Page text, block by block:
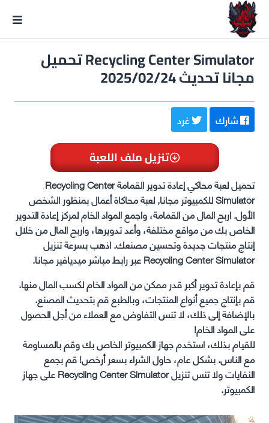
Recycling Center Simulator تحميل
مجانا تحديث 2025/02/24
شارك غرد
تنزيل ملف اللعبة
تحميل لعبة محاكي إعادة تدوير القمامة Recycling Center
Simulator للكمبيوتر مجانا, لعبة محاكاة أعمال بمنظور الشخص
الأول. اربح المال من القمامة، واجمع المواد الخام لمركز إعادة التدوير
الخاص بك من مواقع مختلفة، وأعد تدويرها، واربح المال من خلال
إنتاج منتجات جديدة وتحسين مصنعك.اذهب بسرعة تنزيل
Recycling Center Simulator عبر رابط مباشر ميديافير مجانا.
قم بإعادة تدوير أكبر قدر ممكن من المواد الخام لكسب المال منها.
قم بإنتاج جميع أنواع المنتجات، وبالطبع قم بتحديث المصنع.
بالإضافة إلى ذلك، لا تنس التفاوض مع العملاء من أجل الحصول
على المواد الخام!
للقيام بذلك، استخدم جهاز الكمبيوتر الخاص بك وقم بالمساومة
مع الناس. بشكل عام، حاول الشراء بسعر أرخص! قم بجمع
النفايات ولا تنس تنزيل Recycling Center Simulator على جهاز
الكمبيوتر.